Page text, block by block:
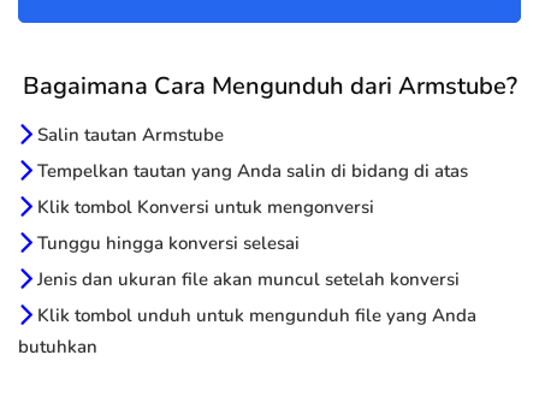
Bagaimana Cara Mengunduh dari Armstube?
Salin tautan Armstube
Tempelkan tautan yang Anda salin di bidang di atas
Klik tombol Konversi untuk mengonversi
Tunggu hingga konversi selesai
Jenis dan ukuran file akan muncul setelah konversi
Klik tombol unduh untuk mengunduh file yang Anda
butuhkan